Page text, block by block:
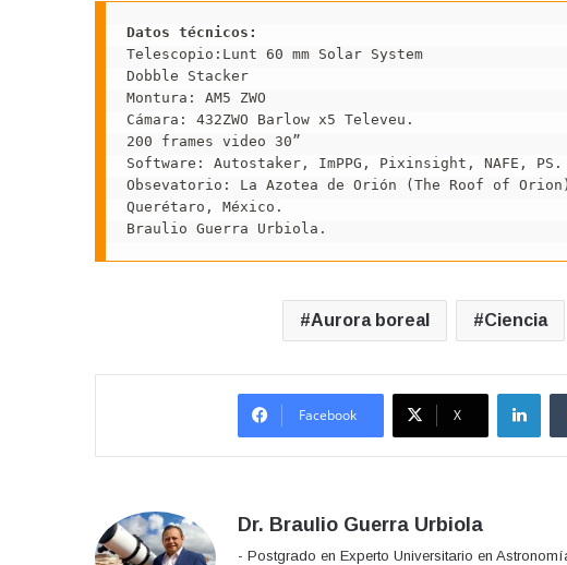
Datos técnicos:
Telescopio:Lunt 60 mm Solar System
Dobble Stacker
Montura: AM5 ZWO
Cámara: 432ZWO Barlow x5 Televeu.
200 frames video 30”
Software: Autostaker, ImPPG, Pixinsight, NAFE, PS.
Obsevatorio: La Azotea de Orión (The Roof of Orion)
Querétaro, México.
Braulio Guerra Urbiola.
Aurora boreal Ciencia
Facebook X
Dr. Braulio Guerra Urbiola
- Postgrado en Experto Universitario en